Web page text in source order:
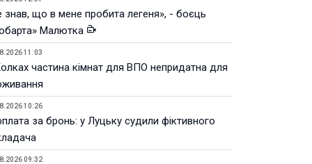
знав, що в мене пробита легеня», - боєць
Малютка
11:03
частина кімнат для ВПО непридатна для
10:26
за бронь: у Луцьку судили фіктивного
09:32